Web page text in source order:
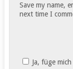
Save my name,
next time I
Ja, füge